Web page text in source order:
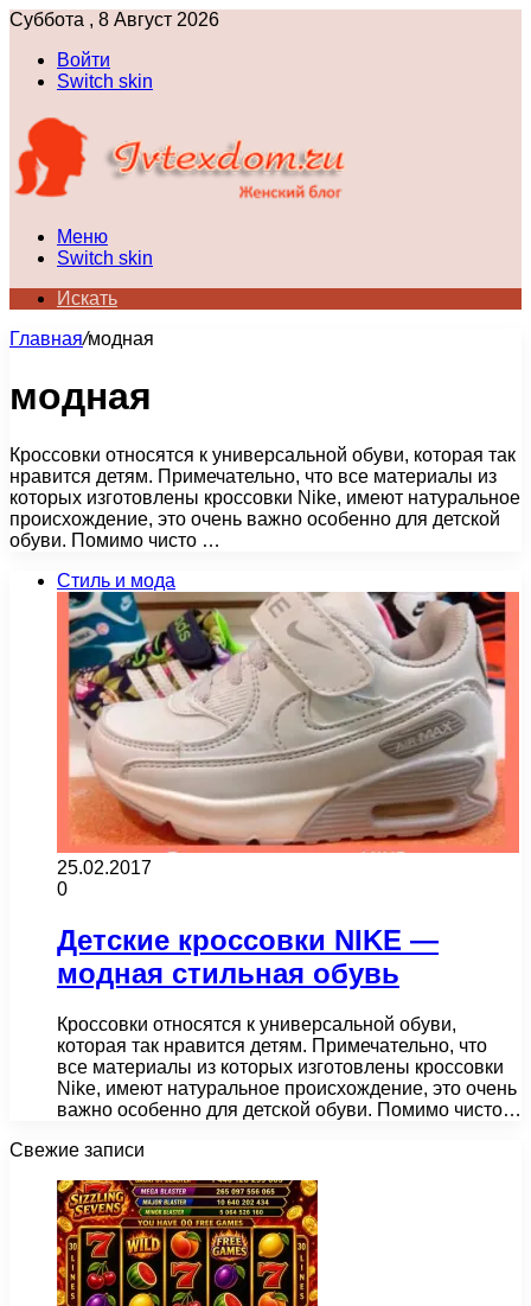
Суббота , 8 Август 2026
Войти
Switch skin
Меню
Switch skin
Искать
Главная/модная
модная
Кроссовки относятся к универсальной обуви, которая так
нравится детям. Примечательно, что все материалы из
которых изготовлены кроссовки Nike, имеют натуральное
происхождение, это очень важно особенно для детской
обуви. Помимо чисто …
Стиль и мода
25.02.2017
0
Детские кроссовки NIKE —
модная стильная обувь
Кроссовки относятся к универсальной обуви,
которая так нравится детям. Примечательно, что
все материалы из которых изготовлены кроссовки
Nike, имеют натуральное происхождение, это очень
важно особенно для детской обуви. Помимо чисто…
Свежие записи